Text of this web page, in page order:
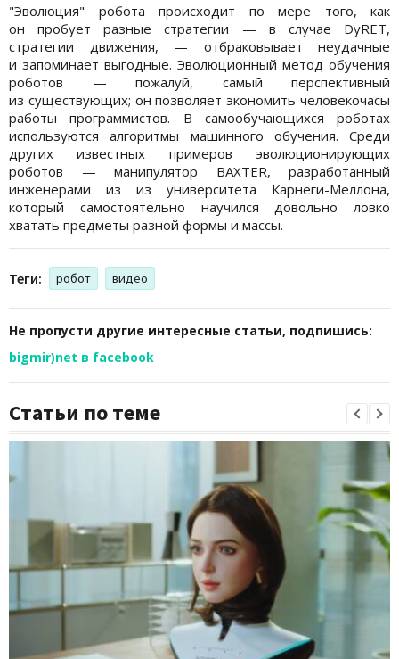
"Эволюция" робота происходит по мере того, как
он пробует разные стратегии — в случае DyRET,
стратегии движения, — отбраковывает неудачные
и запоминает выгодные. Эволюционный метод обучения
роботов — пожалуй, самый перспективный
из существующих; он позволяет экономить человекочасы
работы программистов. В самообучающихся роботах
используются алгоритмы машинного обучения. Среди
других известных примеров эволюционирующих
роботов — манипулятор BAXTER, разработанный
инженерами из из университета Карнеги-Меллона,
который самостоятельно научился довольно ловко
хватать предметы разной формы и массы.
Теги: робот видео
Не пропусти другие интересные статьи, подпишись:
bigmir)net в facebook
Статьи по теме